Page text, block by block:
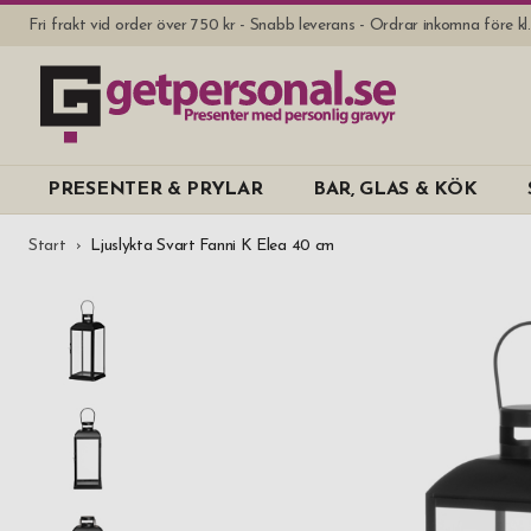
Fri frakt vid order över 750 kr - Snabb leverans - Ordrar inkomna före
PRESENTER & PRYLAR BAR, GLAS & KÖK
Start Ljuslykta Svart Fanni K Elea 40 cm